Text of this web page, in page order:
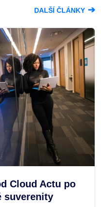
DALŠÍ ČLÁNKY ➔
Cloud Actu po
suverenity